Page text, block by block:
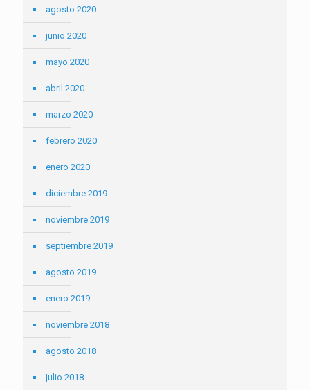
agosto 2020
junio 2020
mayo 2020
abril 2020
marzo 2020
febrero 2020
enero 2020
diciembre 2019
noviembre 2019
septiembre 2019
agosto 2019
enero 2019
noviembre 2018
agosto 2018
julio 2018